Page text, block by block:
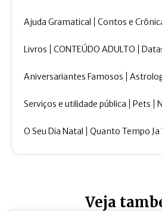
Ajuda Gramatical Contos e
Livros CONTEÚDO ADULTO
Aniversariantes Famosos
Serviços e utilidade pública Pets
O Seu Dia Natal Quanto Tempo Ja
Veja